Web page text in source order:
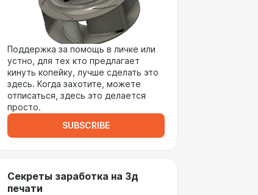
Поддержка за помощь в личке или
устно, для тех кто предлагает
кинуть копейку, лучше сделать это
здесь. Когда захотите, можете
отписаться, здесь это делается
просто.
SUBSCRIBE
Секреты заработка на 3д
печати